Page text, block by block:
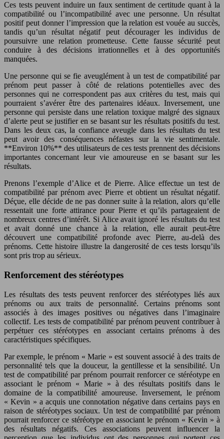
Ces tests peuvent induire un faux sentiment de certitude quant à la
compatibilité ou l’incompatibilité avec une personne. Un résultat
positif peut donner l’impression que la relation est vouée au succès,
tandis qu’un résultat négatif peut décourager les individus de
poursuivre une relation prometteuse. Cette fausse sécurité peut
conduire à des décisions irrationnelles et à des opportunités
manquées.
Une personne qui se fie aveuglément à un test de compatibilité par
prénom peut passer à côté de relations potentielles avec des
personnes qui ne correspondent pas aux critères du test, mais qui
pourraient s’avérer être des partenaires idéaux. Inversement, une
personne qui persiste dans une relation toxique malgré des signaux
d’alerte peut se justifier en se basant sur les résultats positifs du test.
Dans les deux cas, la confiance aveugle dans les résultats du test
peut avoir des conséquences néfastes sur la vie sentimentale.
**Environ 10%** des utilisateurs de ces tests prennent des décisions
importantes concernant leur vie amoureuse en se basant sur les
résultats.
Prenons l’exemple d’Alice et de Pierre. Alice effectue un test de
compatibilité par prénom avec Pierre et obtient un résultat négatif.
Déçue, elle décide de ne pas donner suite à la relation, alors qu’elle
ressentait une forte attirance pour Pierre et qu’ils partageaient de
nombreux centres d’intérêt. Si Alice avait ignoré les résultats du test
et avait donné une chance à la relation, elle aurait peut-être
découvert une compatibilité profonde avec Pierre, au-delà des
prénoms. Cette histoire illustre la dangerosité de ces tests lorsqu’ils
sont pris trop au sérieux.
Renforcement des stéréotypes
Les résultats des tests peuvent renforcer des stéréotypes liés aux
prénoms ou aux traits de personnalité. Certains prénoms sont
associés à des images positives ou négatives dans l’imaginaire
collectif. Les tests de compatibilité par prénom peuvent contribuer à
perpétuer ces stéréotypes en associant certains prénoms à des
caractéristiques spécifiques.
Par exemple, le prénom « Marie » est souvent associé à des traits de
personnalité tels que la douceur, la gentillesse et la sensibilité. Un
test de compatibilité par prénom pourrait renforcer ce stéréotype en
associant le prénom « Marie » à des résultats positifs dans le
domaine de la compatibilité amoureuse. Inversement, le prénom
« Kevin » a acquis une connotation négative dans certains pays en
raison de stéréotypes sociaux. Un test de compatibilité par prénom
pourrait renforcer ce stéréotype en associant le prénom « Kevin » à
des résultats négatifs. Ces associations peuvent influencer la